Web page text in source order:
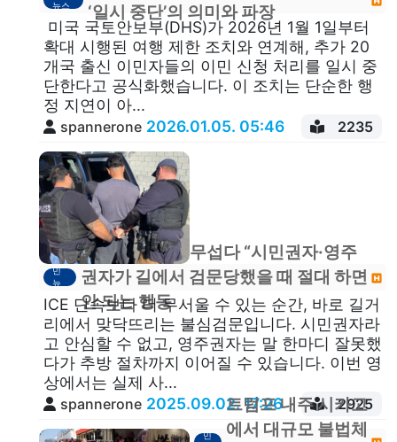
뉴스
‘일시 중단’의 의미와 파장
미국 국토안보부(DHS)가 2026년 1월 1일부터
확대 시행된 여행 제한 조치와 연계해, 추가 20
개국 출신 이민자들의 이민 신청 처리를 일시 중
단한다고 공식화했습니다. 이 조치는 단순한 행
정 지연이 아...
spannerone 2026.01.05. 05:46 2235
이
민
뉴
“ICE 단속보다 무섭다 “시민권자·영주
권자가 길에서 검문당했을 때 절대 하면
안 되는 행동
ICE 단속보다 더 무서울 수 있는 순간, 바로 길거
리에서 맞닥뜨리는 불심검문입니다. 시민권자라
고 안심할 수 없고, 영주권자는 말 한마디 잘못했
다가 추방 절차까지 이어질 수 있습니다. 이번 영
상에서는 실제 사...
spannerone 2025.09.02. 17:26 2925
민
트럼프 내주 시카고
에서 대규모 불법체